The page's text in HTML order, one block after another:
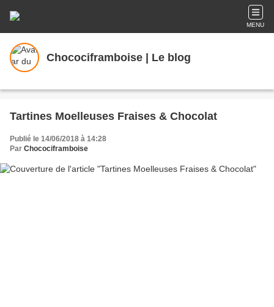
MENU
Chocociframboise | Le blog
Tartines Moelleuses Fraises & Chocolat
Publié le 14/06/2018 à 14:28
Par Chocociframboise